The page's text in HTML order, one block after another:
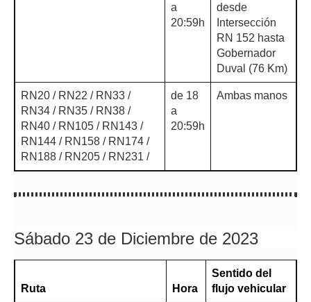
a
20:59h
desde
Intersección
RN 152 hasta
Gobernador
Duval (76 Km)
RN20 / RN22 / RN33 /
RN34 / RN35 / RN38 /
RN40 / RN105 / RN143 /
RN144 / RN158 / RN174 /
RN188 / RN205 / RN231 /
de 18
a
20:59h
Ambas manos
Sábado 23 de Diciembre de 2023
Ruta Hora
Sentido del
flujo vehicular